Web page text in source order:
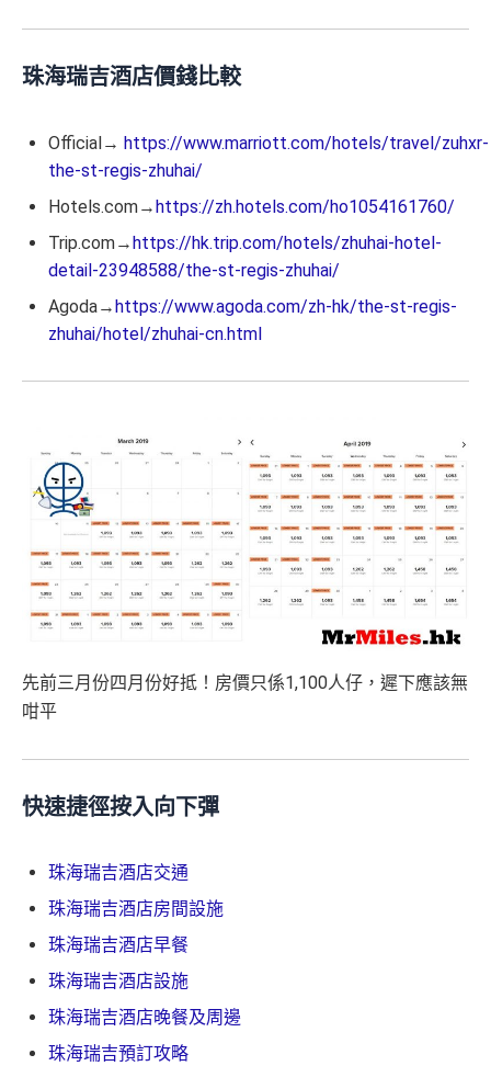
珠海瑞吉酒店價錢比較
Official→ https://www.marriott.com/hotels/travel/zuhxr-
the-st-regis-zhuhai/
Hotels.com→https://zh.hotels.com/ho1054161760/
Trip.com→https://hk.trip.com/hotels/zhuhai-hotel-
detail-23948588/the-st-regis-zhuhai/
Agoda→https://www.agoda.com/zh-hk/the-st-regis-
zhuhai/hotel/zhuhai-cn.html
先前三月份四月份好抵！房價只係1,100人仔，遲下應該無
咁平
快速捷徑按入向下彈
珠海瑞吉酒店交通
珠海瑞吉酒店房間設施
珠海瑞吉酒店早餐
珠海瑞吉酒店設施
珠海瑞吉酒店晚餐及周邊
珠海瑞吉預訂攻略